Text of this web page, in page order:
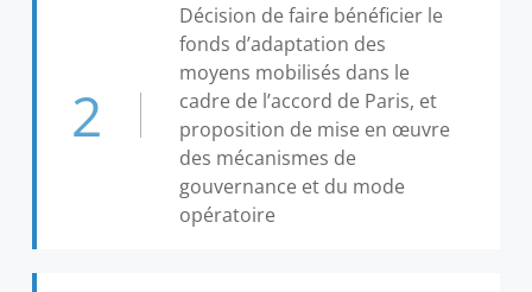
2
Décision de faire bénéficier le
fonds d’adaptation des
moyens mobilisés dans le
cadre de l’accord de Paris, et
proposition de mise en œuvre
des mécanismes de
gouvernance et du mode
opératoire